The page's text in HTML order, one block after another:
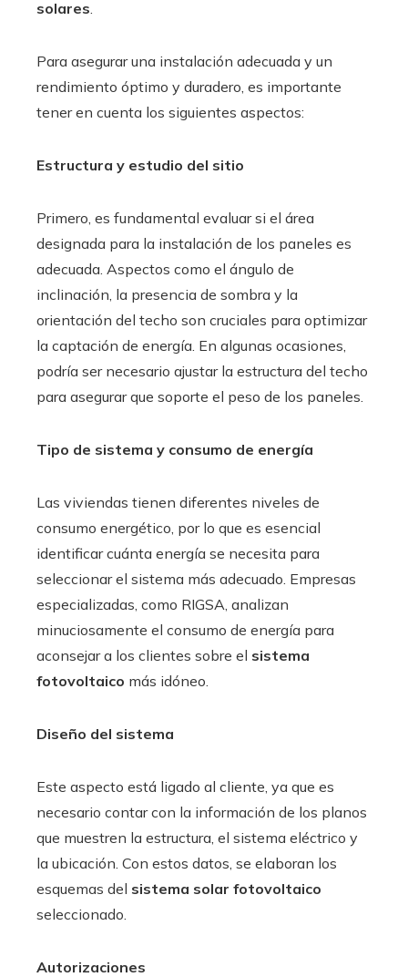
solares
Para asegurar una instalación adecuada y un
rendimiento óptimo y duradero, es importante
tener en cuenta los siguientes aspectos:
Estructura y estudio del sitio
Primero, es fundamental evaluar si el área
designada para la instalación de los paneles es
adecuada. Aspectos como el ángulo de
inclinación, la presencia de sombra y la
orientación del techo son cruciales para optimizar
la captación de energía. En algunas ocasiones,
podría ser necesario ajustar la estructura del techo
para asegurar que soporte el peso de los paneles.
Tipo de sistema y consumo de energía
Las viviendas tienen diferentes niveles de
consumo energético, por lo que es esencial
identificar cuánta energía se necesita para
seleccionar el sistema más adecuado. Empresas
especializadas, como RIGSA, analizan
minuciosamente el consumo de energía para
aconsejar a los clientes sobre el sistema
fotovoltaico más idóneo.
Diseño del sistema
Este aspecto está ligado al cliente, ya que es
necesario contar con la información de los planos
que muestren la estructura, el sistema eléctrico y
la ubicación. Con estos datos, se elaboran los
esquemas del sistema solar fotovoltaico
seleccionado.
Autorizaciones